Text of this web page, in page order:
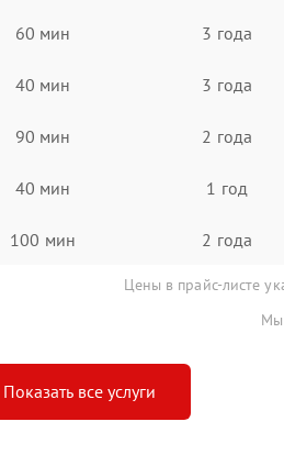
60 мин 3 года
40 мин 3 года
90 мин 2 года
40 мин 1 год
100 мин 2 года
Цены в прайс-листе
Мы
Показать все услуги